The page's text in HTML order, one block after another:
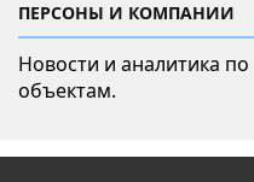
ПЕРСОНЫ И КОМПАНИИ
Новости и аналитика по
объектам.